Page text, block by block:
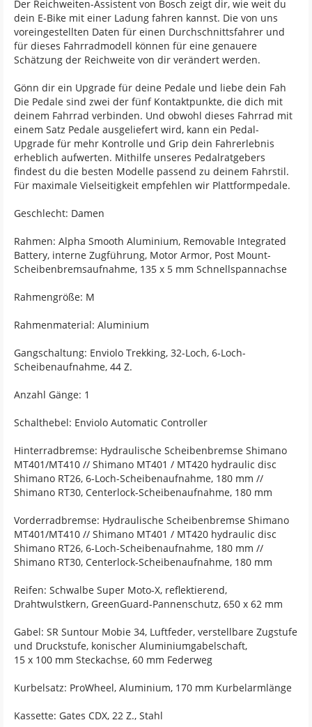
Der Reichweiten-Assistent von Bosch zeigt dir, wie weit du
dein E-Bike mit einer Ladung fahren kannst. Die von uns
voreingestellten Daten für einen Durchschnittsfahrer und
für dieses Fahrradmodell können für eine genauere
Schätzung der Reichweite von dir verändert werden.
Gönn dir ein Upgrade für deine Pedale und liebe dein Fah
Die Pedale sind zwei der fünf Kontaktpunkte, die dich mit
deinem Fahrrad verbinden. Und obwohl dieses Fahrrad mit
einem Satz Pedale ausgeliefert wird, kann ein Pedal-
Upgrade für mehr Kontrolle und Grip dein Fahrerlebnis
erheblich aufwerten. Mithilfe unseres Pedalratgebers
findest du die besten Modelle passend zu deinem Fahrstil.
Für maximale Vielseitigkeit empfehlen wir Plattformpedale.
Geschlecht: Damen
Rahmen: Alpha Smooth Aluminium, Removable Integrated
Battery, interne Zugführung, Motor Armor, Post Mount-
Scheibenbremsaufnahme, 135 x 5 mm Schnellspannachse
Rahmengröße: M
Rahmenmaterial: Aluminium
Gangschaltung: Enviolo Trekking, 32-Loch, 6-Loch-
Scheibenaufnahme, 44 Z.
Anzahl Gänge: 1
Schalthebel: Enviolo Automatic Controller
Hinterradbremse: Hydraulische Scheibenbremse Shimano
MT401/MT410 // Shimano MT401 / MT420 hydraulic disc
Shimano RT26, 6-Loch-Scheibenaufnahme, 180 mm //
Shimano RT30, Centerlock-Scheibenaufnahme, 180 mm
Vorderradbremse: Hydraulische Scheibenbremse Shimano
MT401/MT410 // Shimano MT401 / MT420 hydraulic disc
Shimano RT26, 6-Loch-Scheibenaufnahme, 180 mm //
Shimano RT30, Centerlock-Scheibenaufnahme, 180 mm
Reifen: Schwalbe Super Moto-X, reflektierend,
Drahtwulstkern, GreenGuard-Pannenschutz, 650 x 62 mm
Gabel: SR Suntour Mobie 34, Luftfeder, verstellbare Zugstufe
und Druckstufe, konischer Aluminiumgabelschaft,
15 x 100 mm Steckachse, 60 mm Federweg
Kurbelsatz: ProWheel, Aluminium, 170 mm Kurbelarmlänge
Kassette: Gates CDX, 22 Z., Stahl